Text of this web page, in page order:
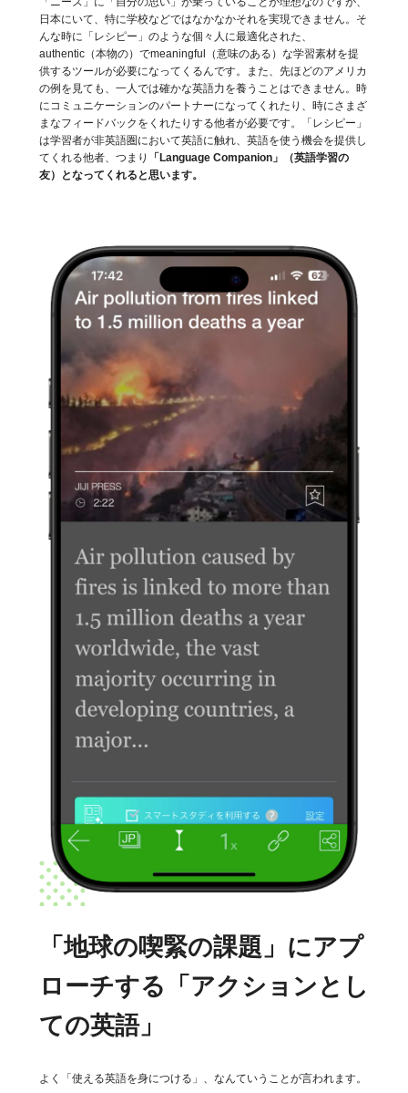
日本にいて、特に学校などではなかなかそれを実現できません。そ
んな時に「レシピー」のような個々人に最適化された、
authentic（本物の）でmeaningful（意味のある）な学習素材を提
供するツールが必要になってくるんです。また、先ほどのアメリカ
の例を見ても、一人では確かな英語力を養うことはできません。時
にコミュニケーションのパートナーになってくれたり、時にさまざ
まなフィードバックをくれたりする他者が必要です。「レシピー」
は学習者が非英語圏において英語に触れ、英語を使う機会を提供し
てくれる他者、つまり
「Language Companion」（英語学習の
友）となってくれると思います。
「地球の喫緊の課題」にアプ
ローチする「アクションとし
ての英語」
よく「使える英語を身につける」、なんていうことが言われます。